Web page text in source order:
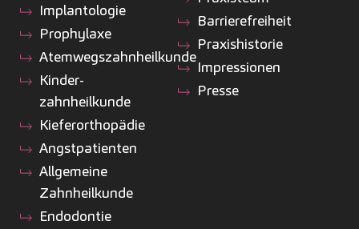
Implantologie
Prophylaxe
Atemwegszahnheilkunde
Kinder­
zahnheilkunde
Kiefer­orthopädie
Angstpatienten
Allgemeine
Zahnheilkunde
Endodontie
Barrierefreiheit
Praxishistorie
Impressionen
Presse